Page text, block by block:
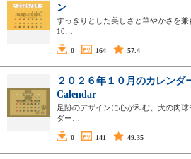
ン
すっきりとした美しさと華やかさを
10…
0 164 57.4
２０２６年１０月のカレンダ
Calendar
足跡のデザインに心が和む、犬の肉
ダー…
0 141 49.35